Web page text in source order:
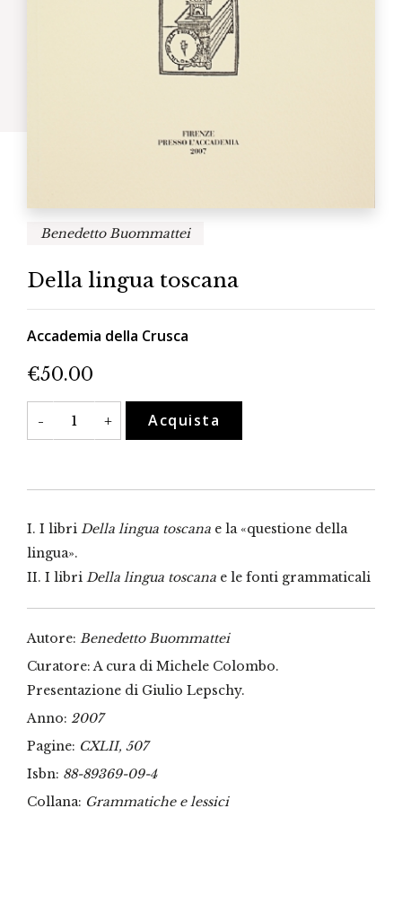
Benedetto Buommattei
Della lingua toscana
Accademia della Crusca
€50.00
-
Della
lingua
toscana
+ Acquista
I. I libri Della lingua toscana e la «questione della
lingua».
II. I libri Della lingua toscana e le fonti grammaticali
Autore: Benedetto Buommattei
Curatore: A cura di Michele Colombo.
Presentazione di Giulio Lepschy.
Anno: 2007
Pagine: CXLII, 507
Isbn: 88-89369-09-4
Collana: Grammatiche e lessici